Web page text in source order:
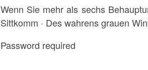
Wenn Sie mehr als sechs
Sittkomm · Des wahrens grauen
Password required